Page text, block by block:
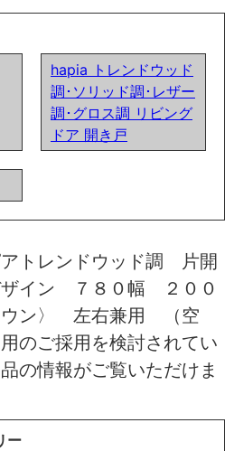
hapia トレンドウッド
調･ソリッド調･レザー
調･グロス調 リビング
ドア 開き戸
トレンドウッド調 片開
イン ７８０幅 ２００
ン〉 左右兼用 （空
のご採用を検討されてい
の情報がご覧いただけま
ー